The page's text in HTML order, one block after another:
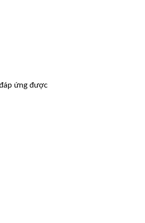
ứng được